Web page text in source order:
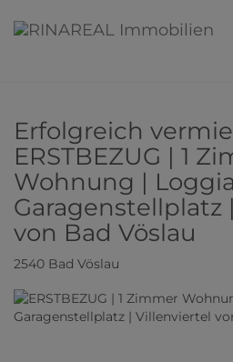
Erfolgreich
ERSTBEZUG | 1
Wohnung |
Garagenstellplatz
von Bad Vöslau
2540 Bad Vöslau